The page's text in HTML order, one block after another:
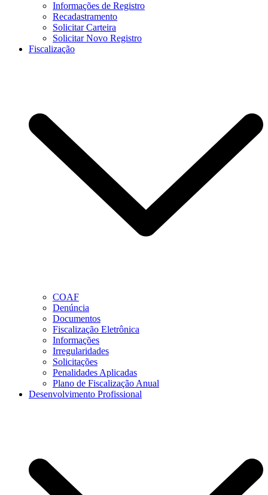
Informações de Registro
Recadastramento
Solicitar Carteira
Solicitar Novo Registro
Fiscalização
COAF
Denúncia
Documentos
Fiscalização Eletrônica
Informações
Irregularidades
Solicitações
Penalidades Aplicadas
Plano de Fiscalização Anual
Desenvolvimento Profissional